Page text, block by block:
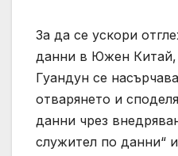
За да се ускори
данни в Южен Китай,
Гуандун се
отварянето и
данни чрез
служител по данни“